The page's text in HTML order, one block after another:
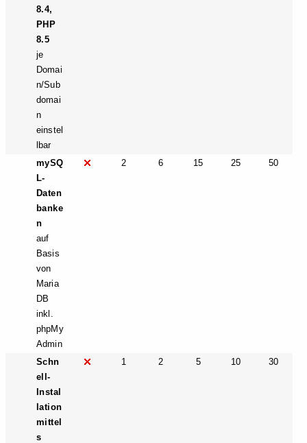
8.4,
PHP
8.5
je
Domai
n/Sub
domai
n
einstel
lbar
mySQ
L-
Daten
banke
n
auf
Basis
von
Maria
DB
inkl.
phpMy
Admin
2 6 15 25 50
Schn
ell-
Instal
lation
mittel
s
1 2 5 10 30